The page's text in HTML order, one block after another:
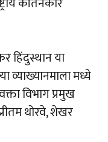
हिंदुस्थान या
मध्ये
विभाग प्रमुख
थोरवे, शेखर